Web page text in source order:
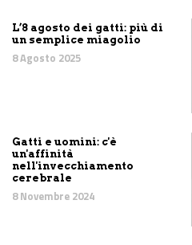
L’8 agosto dei gatti: più di
un semplice miagolio
8 Agosto 2025
Gatti e uomini: c'è
un'affinità
nell'invecchiamento
cerebrale
8 Novembre 2024